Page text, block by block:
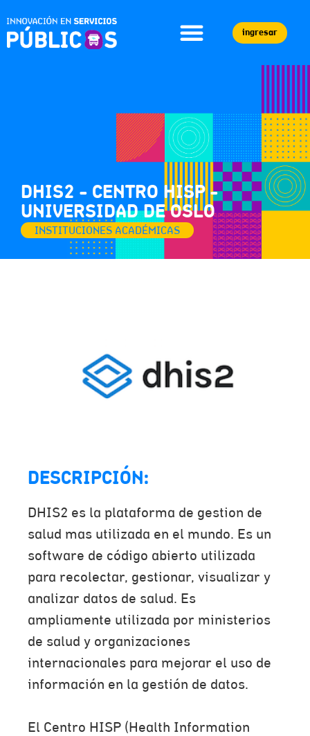
ingresar
DHIS2 - CENTRO HISP -
UNIVERSIDAD DE OSLO
INSTITUCIONES ACADÉMICAS
DESCRIPCIÓN:
DHIS2 es la plataforma de gestion de
salud mas utilizada en el mundo. Es un
software de código abierto utilizada
para recolectar, gestionar, visualizar y
analizar datos de salud. Es
ampliamente utilizada por ministerios
de salud y organizaciones
internacionales para mejorar el uso de
información en la gestión de datos.
El Centro HISP (Health Information